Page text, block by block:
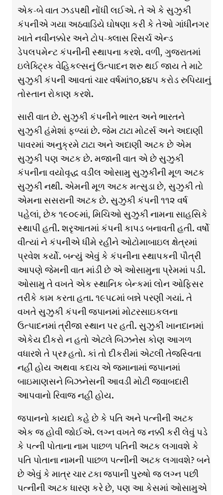
એક-બે વાત ઝડપથી નોંધી લઈએ. તે એ કે સુઝુકી
કંપનીએ ગયા અઠવાડિયે ઘોષણા કરી કે તેઓ ગાંધીનગર
ખાતે નવીનક્કોર અને ટોપ-ક્લાસ રિસર્ચ એન્ડ
ડેપલપમેન્ટ કંપનીની સ્થાપના કરશે. વળી, ગુજરાતમાં
ઇલેક્ટ્રિક વેહિકલ્સનું ઉત્પાદન શરુ થઈ જાય તે માટે
સુઝુકી કંપની આવતાં ચાર વર્ષમાં૧૦,૪૪૫ કરોડ રુપિયાનું
તોસ્તાન રોકાણ કરશે.
સારી વાત છે. સુઝુકી કંપનીને ભારત અને ભારતને
સુઝુકી હંમેશાં ફળ્યાં છે. જેમ ટાટા મોટર્સ અને અદાણી
પાવરમાં અનુક્રમે ટાટા અને અદાણી અટક છે એમ
સુઝુકી પણ અટક છે. મજાની વાત એ છે સુઝુકી
કંપનીના વયોવૃદ્ધ વડીલ ઓસામુ સુઝુકીની મૂળ અટક
સુઝુકી નથી. એમની મૂળ અટક મત્સુડા છે, સુઝુકી તો
એમના સસરાની અટક છે. સુઝુકી કંપની ૧૧૨ વર્ષ
પહેલાં, છેક ૧૯૦૯માં, મિચિઓ સુઝુકી નામના સાહસિકે
સ્થાપી હતી. શરૃઆતમાં કંપની કાપડ બનાવતી હતી. વર્ષો
વીત્યાં ને કંપનીએ ધીમે રહીને ઓટોમાબાઇલ ક્ષેત્રમાં
પ્રવેશ કર્યો. બન્યું એવું કે કંપનીના સ્થાપકની પૌત્રી
આપણે જેમની વાત માંડી છે એ ઓસામુના પ્રેમમાં પડી.
ઓસામુ તે વખતે એક સ્થાનિક બેન્કમાં લોન ઓફિસર
તરીકે કામ કરતા હતા. ૧૯૫૮માં બન્ને પરણી ગયાં. તે
વખતે સુઝુકી કંપની જપાનમાં મોટરસાઇકલના
ઉત્પાદનમાં ત્રીજા સ્થાન પર હતી. સુઝુકી ખાનદાનમાં
એકેય દીકરો ન હતો એટલે બિઝનેસ કોણ આગળ
વધારશે તે પ્રશ્ન હતો. કાં તો દીકરીમાં એટલી તેજસ્વિતા
નહીં હોય અથવા કદાચ એ જમાનામાં જપાનમાં
બાઇમાણસને બિઝનેસની આવડી મોટી જવાબદારી
આપવાનો રિવાજ નહીં હોય.
જપાનનો કાયદો કહે છે કે પતિ અને પત્નીની અટક
એક જ હોવી જોઈએ. લગ્ન વખતે જ નક્કી કરી લેવું પડે
કે પત્ની પોતાના નામ પાછળ પતિની અટક લગાવશે કે
પતિ પોતાના નામની પાછળ પત્નીની અટક લગાવશે? બને
છે એવું કે માત્ર ચાર ટકા જપાની પુરુષો જ લગ્ન પછી
પત્નીની અટક ધારણ કરે છે, પણ આ કેસમાં ઓસામુએ